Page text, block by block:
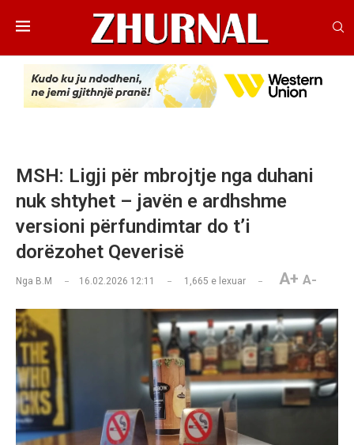
MSH: Ligji për mbrojtje nga duhani
nuk shtyhet – javën e ardhshme
versioni përfundimtar do t’i
dorëzohet Qeverisë
Nga B.M 16.02.2026 12:11 1,665 e lexuar A+ A-